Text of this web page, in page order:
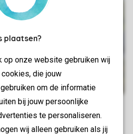
plaatsen?
op onze website gebruiken wij
die jouw
om de informatie
bij jouw persoonlijke
te personaliseren.
wij alleen gebruiken als jij